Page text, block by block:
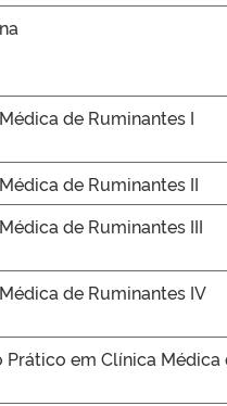
de Ruminantes I
de Ruminantes II
de Ruminantes III
de Ruminantes IV
Prático em Clínica Médica